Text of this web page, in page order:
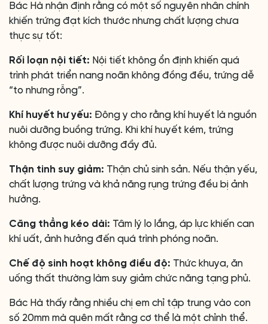
Bác Hà nhận định rằng có một số nguyên nhân chính
khiến trứng đạt kích thước nhưng chất lượng chưa
thực sự tốt:
Rối loạn nội tiết: Nội tiết không ổn định khiến quá
trình phát triển nang noãn không đồng đều, trứng dễ
“to nhưng rỗng”.
Khí huyết hư yếu: Đông y cho rằng khí huyết là nguồn
nuôi dưỡng buồng trứng. Khi khí huyết kém, trứng
không được nuôi dưỡng đầy đủ.
Thận tinh suy giảm: Thận chủ sinh sản. Nếu thận yếu,
chất lượng trứng và khả năng rụng trứng đều bị ảnh
hưởng.
Căng thẳng kéo dài: Tâm lý lo lắng, áp lực khiến can
khí uất, ảnh hưởng đến quá trình phóng noãn.
Chế độ sinh hoạt không điều độ: Thức khuya, ăn
uống thất thường làm suy giảm chức năng tạng phủ.
Bác Hà thấy rằng nhiều chị em chỉ tập trung vào con
số 20mm mà quên mất rằng cơ thể là một chỉnh thể.